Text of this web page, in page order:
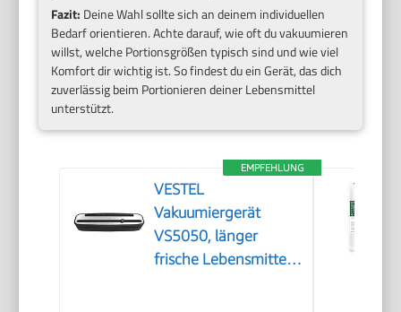
Fazit: Deine Wahl sollte sich an deinem individuellen
Bedarf orientieren. Achte darauf, wie oft du vakuumieren
willst, welche Portionsgrößen typisch sind und wie viel
Komfort dir wichtig ist. So findest du ein Gerät, das dich
zuverlässig beim Portionieren deiner Lebensmittel
unterstützt.
EMPFEHLUNG
VESTEL
Vakuumiergerät
VS5050, länger
frische Lebensmittel,